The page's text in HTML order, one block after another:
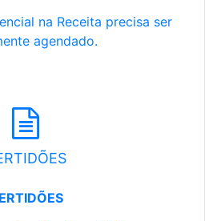
na Receita precisa ser
agendado.